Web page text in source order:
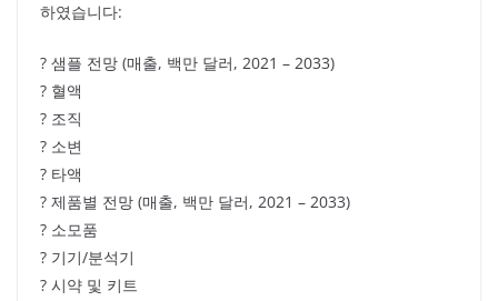
하였습니다:
? 샘플 전망 (매출, 백만 달러, 2021 – 2033)
? 혈액
? 조직
? 소변
? 타액
? 제품별 전망 (매출, 백만 달러, 2021 – 2033)
? 소모품
? 기기/분석기
? 시약 및 키트